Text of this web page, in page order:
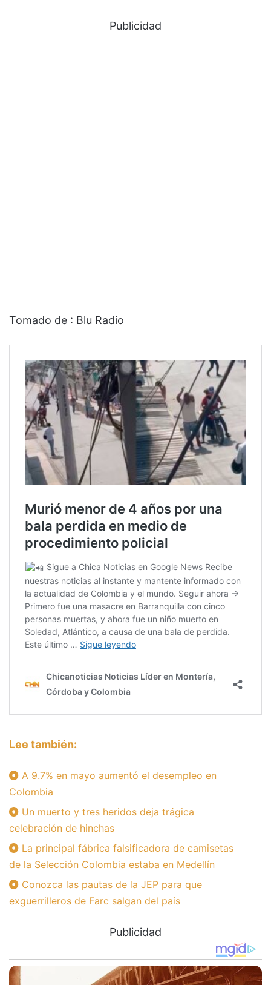
Publicidad
Tomado de : Blu Radio
Lee también:
A 9.7% en mayo aumentó el desempleo en
Colombia
Un muerto y tres heridos deja trágica
celebración de hinchas
La principal fábrica falsificadora de camisetas
de la Selección Colombia estaba en Medellín
Conozca las pautas de la JEP para que
exguerrilleros de Farc salgan del país
Publicidad